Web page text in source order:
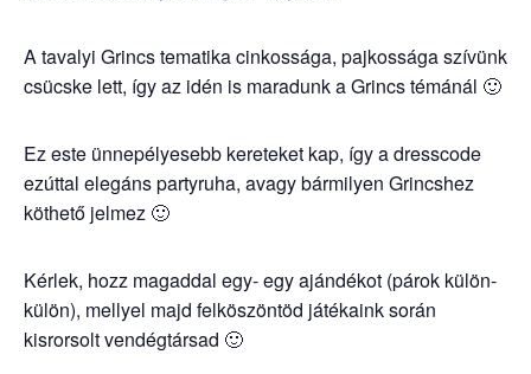
A tavalyi Grincs tematika cinkossága, pajkossága szívünk
csücske lett, így az idén is maradunk a Grincs témánál 🙂
Ez este ünnepélyesebb kereteket kap, így a dresscode
ezúttal elegáns partyruha, avagy bármilyen Grincshez
köthető jelmez 🙂
Kérlek, hozz magaddal egy- egy ajándékot (párok külön-
külön), mellyel majd felköszöntöd játékaink során
kisrorsolt vendégtársad 🙂